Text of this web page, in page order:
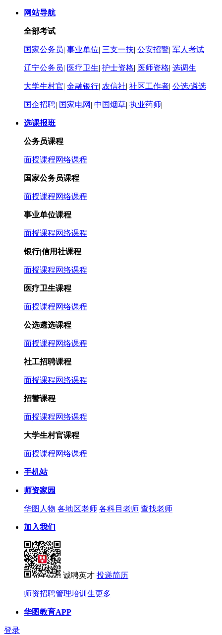
网站导航
全部考试
国家公务员| 事业单位| 三支一扶| 公安招警| 军人考试
辽宁公务员| 医疗卫生| 护士资格| 医师资格| 选调生
大学生村官| 金融银行| 农信社| 社区工作者| 公选/遴选
国企招聘| 国家电网 | 中国烟草| 执业药师|
选课报班
公务员课程
面授课程网络课程
国家公务员课程
面授课程网络课程
事业单位课程
面授课程网络课程
银行|信用社课程
面授课程网络课程
医疗卫生课程
面授课程网络课程
公选遴选课程
面授课程网络课程
社工招聘课程
面授课程网络课程
招警课程
面授课程网络课程
大学生村官课程
面授课程网络课程
手机站
师资家园
华图人物 各地区老师 各科目老师 查找老师
加入我们
诚聘英才 投递简历
师资招聘管理培训生更多
华图教育APP
登录